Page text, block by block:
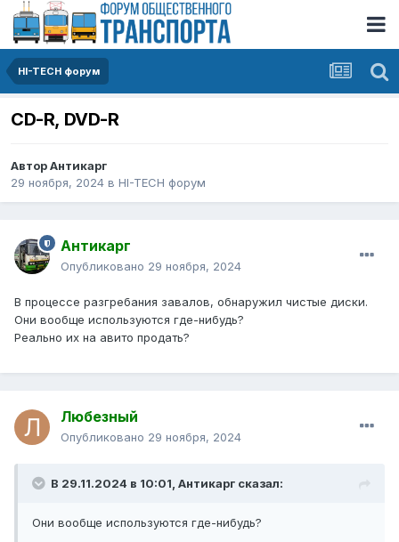
HI-TECH форум
CD-R, DVD-R
АвторАнтикарг
29 ноября, 2024 в HI-TECH форум
Антикарг
Опубликовано 29 ноября, 2024
В процессе разгребания завалов, обнаружил чистые диски.
Они вообще используются где-нибудь?
Реально их на авито продать?
Любезный
Опубликовано 29 ноября, 2024
В 29.11.2024 в 10:01, Антикарг сказал:
Они вообще используются где-нибудь?